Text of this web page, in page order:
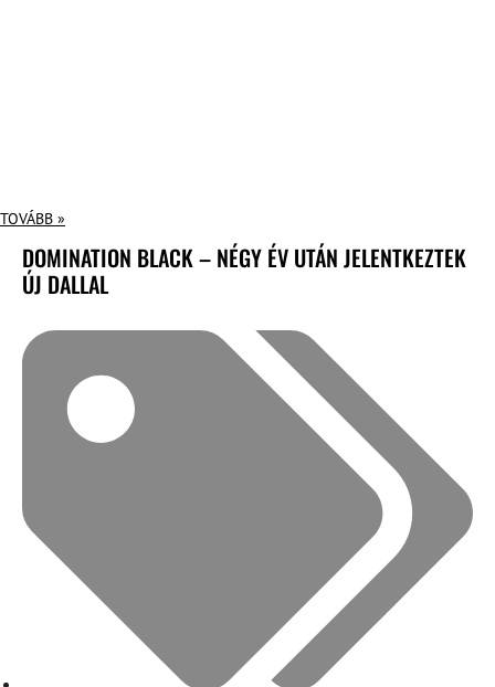
TOVÁBB »
DOMINATION BLACK – NÉGY ÉV UTÁN JELENTKEZTEK
ÚJ DALLAL